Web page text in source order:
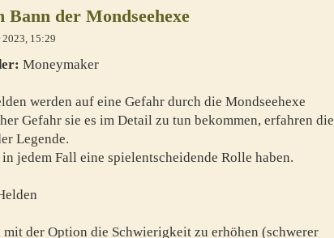
Bann der Mondseehexe
2023, 15:29
Moneymaker
werden auf eine Gefahr durch die Mondseehexe
Gefahr sie es im Detail zu tun bekommen, erfahren die
Legende.
jedem Fall eine spielentscheidende Rolle haben.
der Option die Schwierigkeit zu erhöhen (schwerer